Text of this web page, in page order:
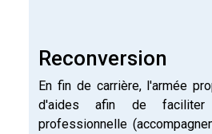
Reconversion
En fin de carrière, l'armée
d'aides afin de faciliter
professionnelle